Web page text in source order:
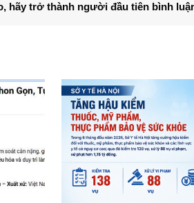
hãy trở thành người đầu tiên bình